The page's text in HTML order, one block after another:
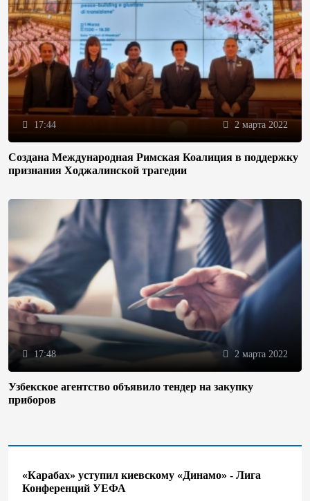
17:44 2 марта 2022
Создана Международная Римская Коалиция в поддержку
признания Ходжалинской трагедии
17:48 2 марта 2022
Узбекское агентство объявило тендер на закупку
приборов
«Карабах» уступил киевскому «Динамо» - Лига
Конференций УЕФА